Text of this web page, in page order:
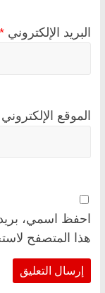
البريد الإلكتروني *
الموقع الإلكتروني
احفظ اسمي،
هذا المتصفح